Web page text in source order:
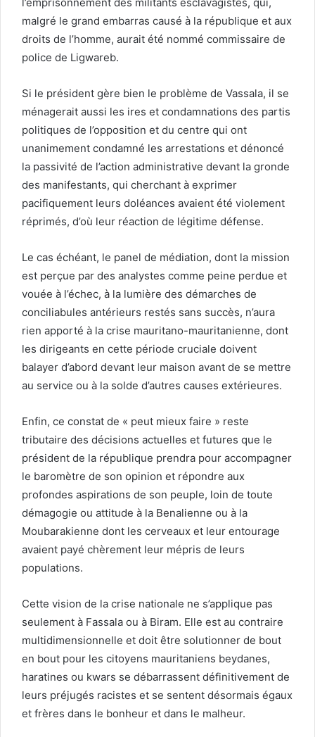
malgré le grand embarras causé à la république et aux
droits de l’homme, aurait été nommé commissaire de
police de Ligwareb.
Si le président gère bien le problème de Vassala, il se
ménagerait aussi les ires et condamnations des partis
politiques de l’opposition et du centre qui ont
unanimement condamné les arrestations et dénoncé
la passivité de l’action administrative devant la gronde
des manifestants, qui cherchant à exprimer
pacifiquement leurs doléances avaient été violement
réprimés, d’où leur réaction de légitime défense.
Le cas échéant, le panel de médiation, dont la mission
est perçue par des analystes comme peine perdue et
vouée à l’échec, à la lumière des démarches de
conciliabules antérieurs restés sans succès, n’aura
rien apporté à la crise mauritano-mauritanienne, dont
les dirigeants en cette période cruciale doivent
balayer d’abord devant leur maison avant de se mettre
au service ou à la solde d’autres causes extérieures.
Enfin, ce constat de « peut mieux faire » reste
tributaire des décisions actuelles et futures que le
président de la république prendra pour accompagner
le baromètre de son opinion et répondre aux
profondes aspirations de son peuple, loin de toute
démagogie ou attitude à la Benalienne ou à la
Moubarakienne dont les cerveaux et leur entourage
avaient payé chèrement leur mépris de leurs
populations.
Cette vision de la crise nationale ne s’applique pas
seulement à Fassala ou à Biram. Elle est au contraire
multidimensionnelle et doit être solutionner de bout
en bout pour les citoyens mauritaniens beydanes,
haratines ou kwars se débarrassent définitivement de
leurs préjugés racistes et se sentent désormais égaux
et frères dans le bonheur et dans le malheur.